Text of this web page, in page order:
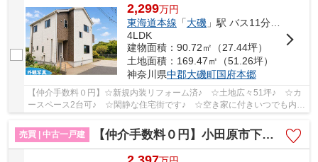
2,299万円
東海道本線 「大磯」駅 バス11分 「中丸（大磯町）」 停歩5分
4LDK
建物面積：90.72㎡（27.44坪）
土地面積：169.47㎡（51.26坪）
神奈川県中郡大磯町国府本郷
【仲介手数料０円】☆新規内装リフォーム済♪ ☆土地広々51坪♪ ☆カ
ースペース2台可♪ ☆閑静な住宅街です♪ ☆空き家に付きいつでも内見
可能です♪ 【大磯町の中古戸建の事ならリビングボ...
売買 | 中古一戸建
【仲介手数料０円】小田原市下堀 中古一戸建て